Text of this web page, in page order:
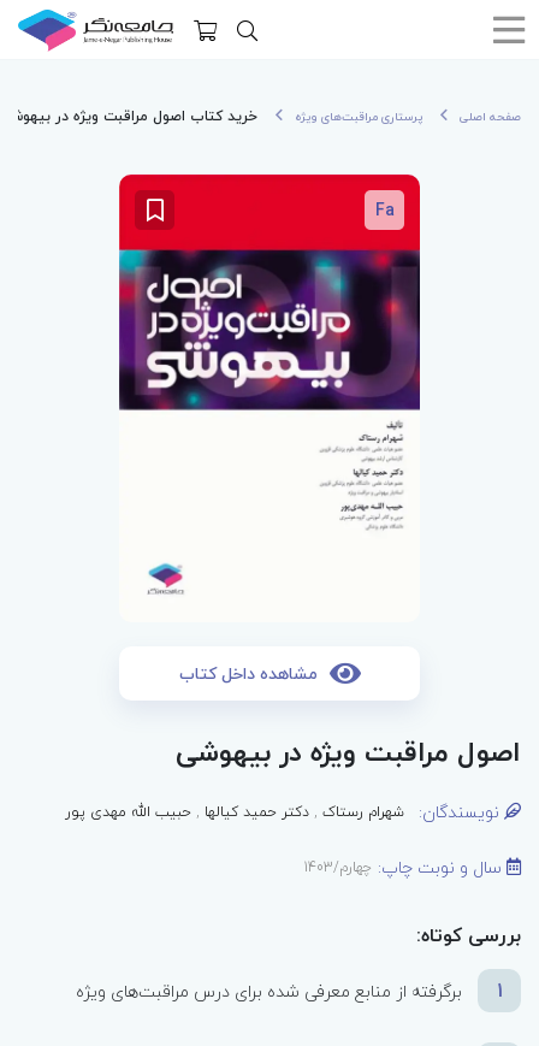
صفحه اصلی پرستاری مراقبت‌های ویژه خرید کتاب اصول مراقبت ویژه در بیهوشی
Fa
مشاهده داخل کتاب
اصول مراقبت ویژه در بیهوشی
نویسندگان: شهرام رستاک ,دکتر حمید کیالها ,حبیب الله مهدی پور
سال و نوبت چاپ: چهارم/1403
بررسی کوتاه:
1
برگرفته از منابع معرفی شده برای درس مراقبت‌های ویژه